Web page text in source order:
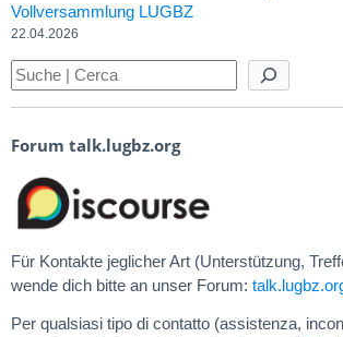
Vollversammlung LUGBZ
22.04.2026
Forum talk.lugbz.org
Für Kontakte jeglicher Art (Unterstützung,
wende dich bitte an unser Forum:
Per qualsiasi tipo di contatto (assistenza,